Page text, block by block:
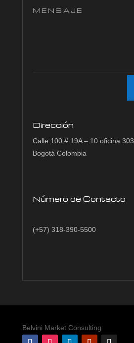
Dirección
Calle 100 # 19A – 10 oficina 303
Bogotá Colombia
Número de Contacto
(+57) 318-390-5500
Belvini Market Consulting